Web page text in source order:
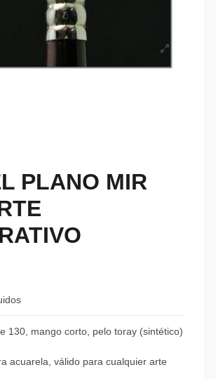
PLANO MIR
130, mango corto, pelo toray (sintético)
acuarela, válido para cualquier arte